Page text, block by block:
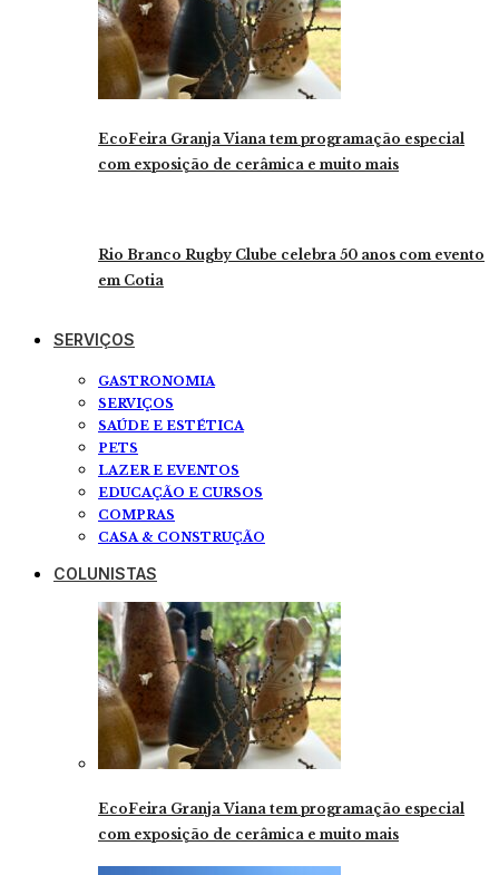
EcoFeira Granja Viana tem programação especial
com exposição de cerâmica e muito mais
Rio Branco Rugby Clube celebra 50 anos com evento
em Cotia
SERVIÇOS
GASTRONOMIA
SERVIÇOS
SAÚDE E ESTÉTICA
PETS
LAZER E EVENTOS
EDUCAÇÃO E CURSOS
COMPRAS
CASA & CONSTRUÇÃO
COLUNISTAS
EcoFeira Granja Viana tem programação especial
com exposição de cerâmica e muito mais